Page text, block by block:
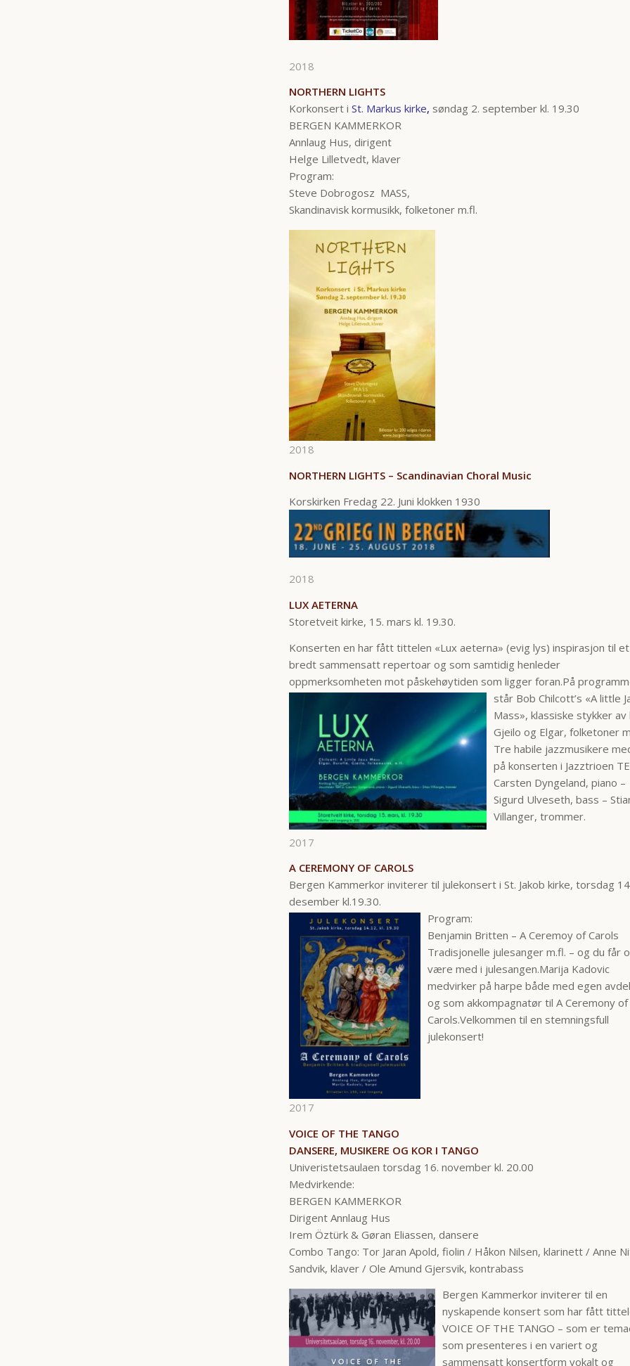
2018
NORTHERN LIGHTS
Korkonsert iSt. Markus kirke, søndag 2. september kl. 19.30
BERGEN KAMMERKOR
Annlaug Hus, dirigent
Helge Lilletvedt, klaver
Program:
Steve Dobrogosz MASS,
Skandinavisk kormusikk, folketoner m.fl.
2018
NORTHERN LIGHTS – Scandinavian Choral Music
Korskirken Fredag 22. Juni klokken 1930
2018
LUX AETERNA
Storetveit kirke, 15. mars kl. 19.30.
Konserten en har fått tittelen «Lux aeterna» (evig lys) inspirasjon til et
bredt sammensatt repertoar og som samtidig henleder
oppmerksomheten mot påskehøytiden som ligger foran.På
står Bob Chilcott’s «A little
Mass», klassiske stykker av
Gjeilo og Elgar, folketoner
Tre habile jazzmusikere
på konserten i Jazztrioen
Carsten Dyngeland, piano –
Sigurd Ulveseth, bass –
Villanger, trommer.
2017
A CEREMONY OF CAROLS
Bergen Kammerkor inviterer til julekonsert i St. Jakob kirke, torsdag
desember kl.19.30.
Program:
Benjamin Britten – A Ceremoy of Carols
Tradisjonelle julesanger m.fl. – og du får
være med i julesangen.Marija Kadovic
medvirker på harpe både med egen
og som akkompagnatør til A Ceremony of
Carols.Velkommen til en stemningsfull
julekonsert!
2017
VOICE OF THE TANGO
DANSERE, MUSIKERE OG KOR I TANGO
Univeristetsaulaen torsdag 16. november kl. 20.00
Medvirkende:
BERGEN KAMMERKOR
Dirigent Annlaug Hus
Irem Öztürk & Gøran Eliassen, dansere
Combo Tango: Tor Jaran Apold, fiolin / Håkon Nilsen, klarinett / Anne
Sandvik, klaver / Ole Amund Gjersvik, kontrabass
Bergen Kammerkor inviterer til en
nyskapende konsert som har fått
VOICE OF THE TANGO – som er
som presenteres i en variert og
sammensatt konsertform vokalt og